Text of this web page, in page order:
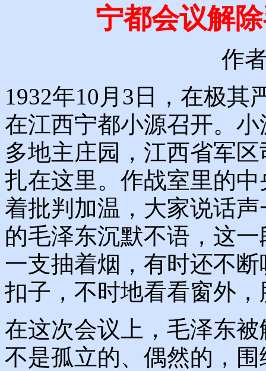
宁都会议解
作
1932年10月3日，在极其
在江西宁都小源召开。
多地主庄园，江西省军
扎在这里。作战室里的
着批判加温，大家说话
的毛泽东沉默不语，这
一支抽着烟，有时还不
扣子，不时地看看窗外
在这次会议上，毛泽东
不是孤立的、偶然的，